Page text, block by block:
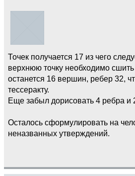
Точек получается 17 из чего
верхнюю точку необходимо
останется 16 вершин, ребер 32,
тессеракту.
Еще забыл дорисовать 4 ребра и
Осталось сформулировать на
неназванных утверждений.